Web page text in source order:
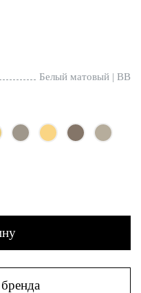
Белый матовый | BB